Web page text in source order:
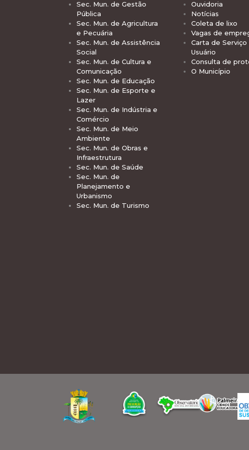
Sec. Mun. de Gestão
Pública
Sec. Mun. de Agricultura
e Pecuária
Sec. Mun. de Assistência
Social
Sec. Mun. de Cultura e
Comunicação
Sec. Mun. de Educação
Sec. Mun. de Esporte e
Lazer
Sec. Mun. de Indústria e
Comércio
Sec. Mun. de Meio
Ambiente
Sec. Mun. de Obras e
Infraestrutura
Sec. Mun. de Saúde
Sec. Mun. de
Planejamento e
Urbanismo
Sec. Mun. de Turismo
Ouvidoria
Notícias
Coleta de lixo
Vagas de
Carta de Serviço
Usuário
Consulta de
O Município